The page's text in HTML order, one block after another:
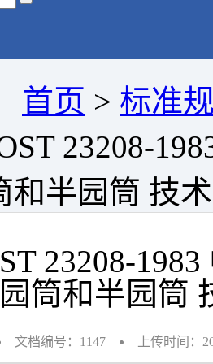
首页 > 标准
23208-
和半园筒 技
23208-
筒和半园筒
文档编号：1147 上传时间：